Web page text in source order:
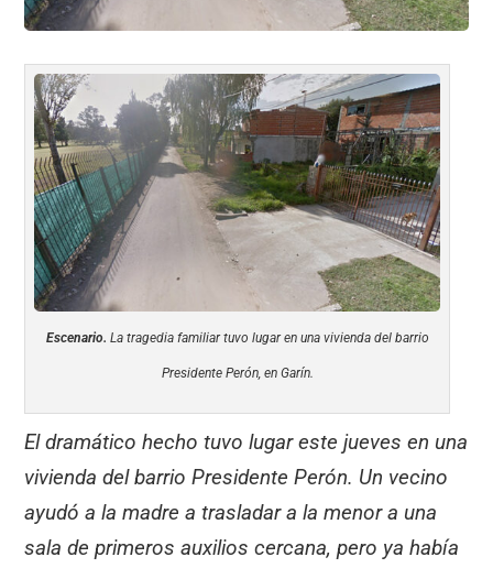
Escenario. La tragedia familiar tuvo lugar en una vivienda del barrio
Presidente Perón, en Garín.
El dramático hecho tuvo lugar este jueves en una
vivienda del barrio Presidente Perón. Un vecino
ayudó a la madre a trasladar a la menor a una
sala de primeros auxilios cercana, pero ya había